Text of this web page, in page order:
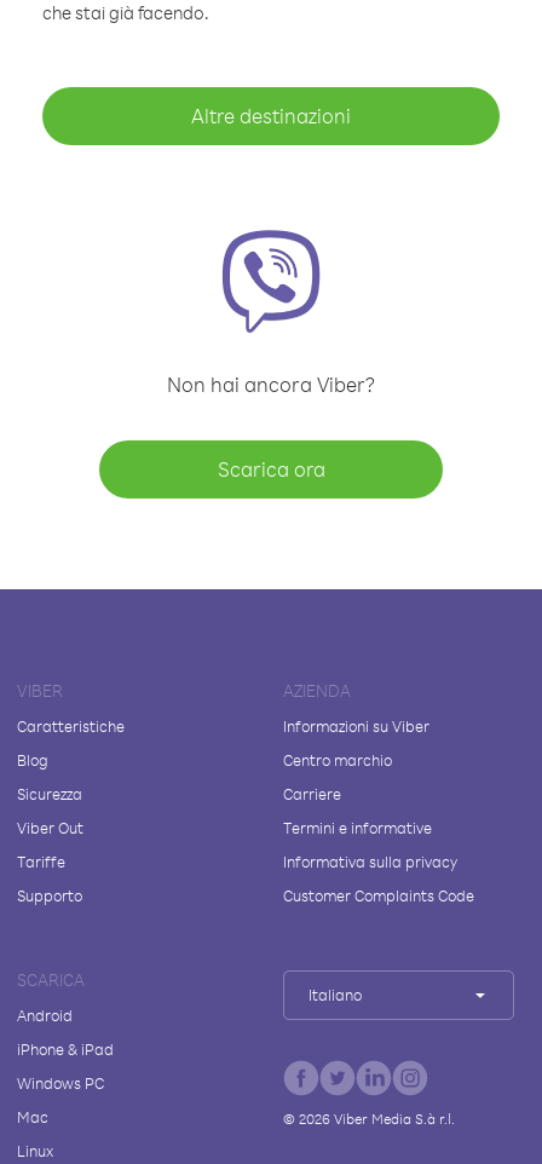
che stai già facendo.
Altre destinazioni
Non hai ancora Viber?
Scarica ora
VIBER
Caratteristiche
Blog
Sicurezza
Viber Out
Tariffe
Supporto
AZIENDA
Informazioni su Viber
Centro marchio
Carriere
Termini e informative
Informativa sulla privacy
Customer Complaints Code
SCARICA
Android
iPhone & iPad
Windows PC
Mac
Linux
Italiano
© 2026Viber Media S.à r.l.